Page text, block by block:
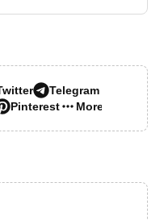
Telegram
Pinterest More…